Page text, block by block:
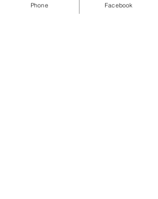
Phone Facebook